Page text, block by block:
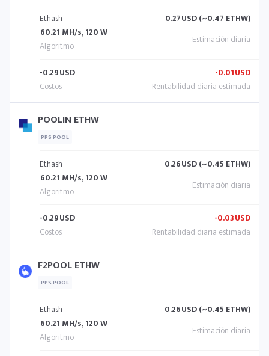
Ethash
60.21 MH/s, 120 W
0.27USD (~0.47 ETHW)
-0.29USD -0.01USD
POOLIN ETHW
PPS POOL
Ethash
60.21 MH/s, 120 W
0.26USD (~0.45 ETHW)
-0.29USD -0.03USD
F2POOL ETHW
PPS POOL
Ethash
60.21 MH/s, 120 W
0.26USD (~0.45 ETHW)